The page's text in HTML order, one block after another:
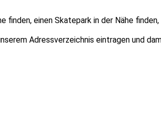
finden, einen Skatepark in der Nähe
Adressverzeichnis eintragen und